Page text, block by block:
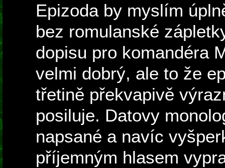
Epizoda by myslím
bez romulanské
dopisu pro komandéra
velmi dobrý, ale to že
třetině překvapivě
posiluje. Datovy
napsané a navíc
příjemným hlasem